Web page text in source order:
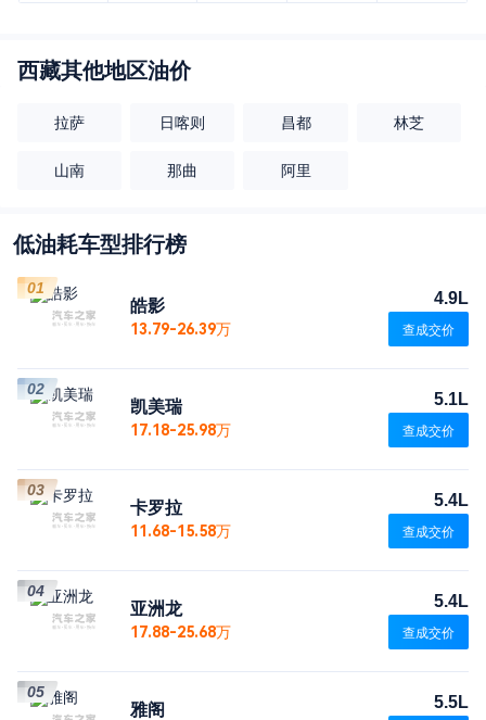
西藏其他地区油价
拉萨 日喀则 昌都 林芝
山南 那曲 阿里
低油耗车型排行榜
皓影
13.79-26.39万
4.9L
查成交价
01
凯美瑞
17.18-25.98万
5.1L
查成交价
02
卡罗拉
11.68-15.58万
5.4L
查成交价
03
亚洲龙
17.88-25.68万
5.4L
查成交价
04
雅阁 5.5L
05